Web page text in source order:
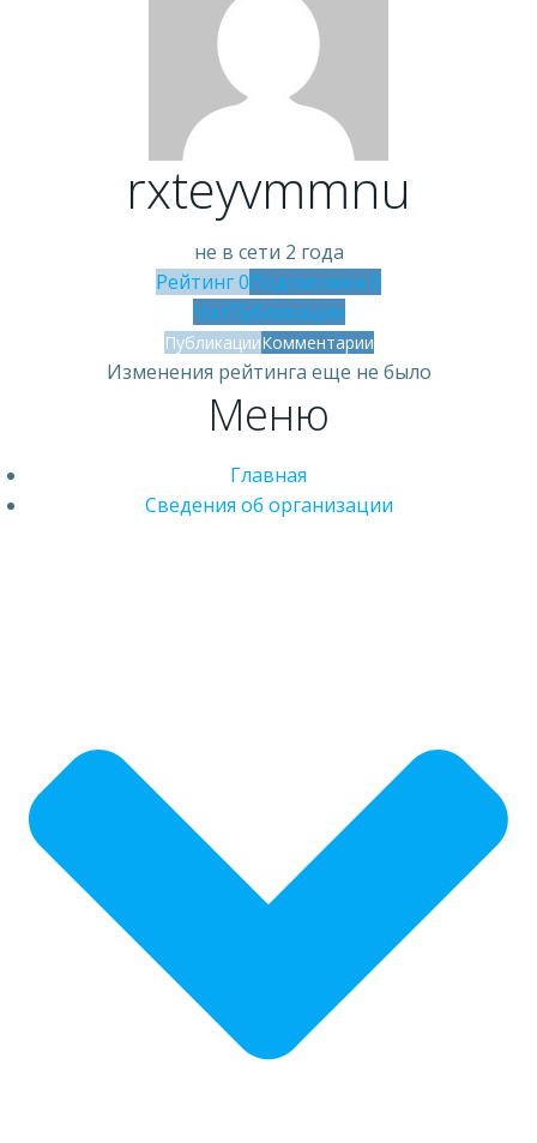
rxteyvmmnu
не в сети 2 года
Рейтинг0Подписчики 0
ЧатПубликации
ПубликацииКомментарии
Изменения рейтинга еще не было
Меню
Главная
Сведения об организации